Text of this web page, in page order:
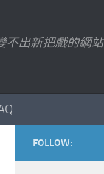
不出新把戲的網站
FOLLOW: